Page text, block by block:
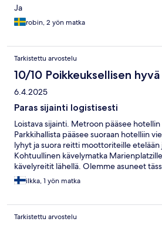
Ja
robin, 2 yön matka
Tarkistettu arvostelu
10/10 Poikkeuksellisen hyvä
6.4.2025
Paras sijainti logistisesti
Loistava sijainti. Metroon pääsee hotellin
Parkkihallista pääsee suoraan hotelliin
lyhyt ja suora reitti moottoriteille etelään
Kohtuullinen kävelymatka
kävelyreitit lähellä. Olemme asuneet
viimeisen 18 vuoden aikana, emmekä
jatkossakaan Munchenissä.
ilkka, 1 yön matka
Tarkistettu arvostelu